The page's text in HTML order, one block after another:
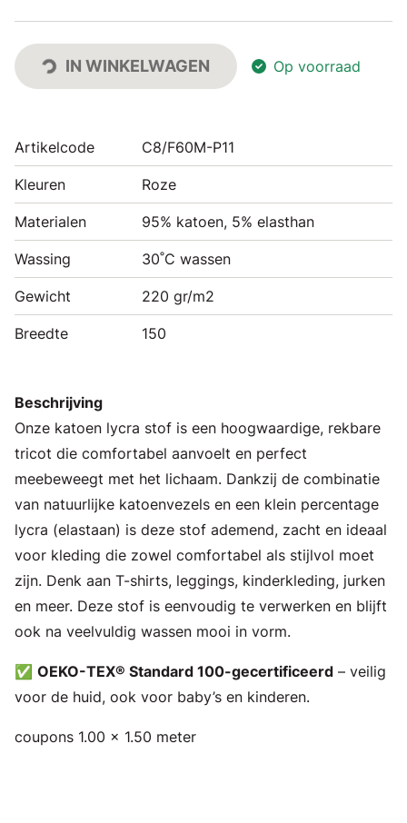
IN WINKELWAGEN Op voorraad
Artikelcode C8/F60M-P11
Kleuren Roze
Materialen 95% katoen, 5% elasthan
Wassing 30˚C wassen
Gewicht 220 gr/m2
Breedte 150
Beschrijving
Onze katoen lycra stof is een hoogwaardige, rekbare
tricot die comfortabel aanvoelt en perfect
meebeweegt met het lichaam. Dankzij de combinatie
van natuurlijke katoenvezels en een klein percentage
lycra (elastaan) is deze stof ademend, zacht en ideaal
voor kleding die zowel comfortabel als stijlvol moet
zijn. Denk aan T-shirts, leggings, kinderkleding, jurken
en meer. Deze stof is eenvoudig te verwerken en blijft
ook na veelvuldig wassen mooi in vorm.
✅ OEKO-TEX® Standard 100-gecertificeerd – veilig
voor de huid, ook voor baby’s en kinderen.
coupons 1.00 x 1.50 meter